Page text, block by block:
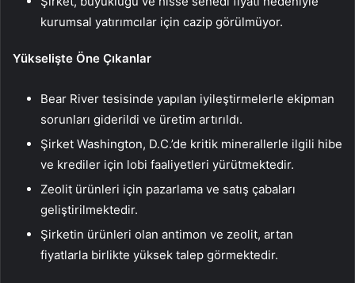
kurumsal yatırımcılar için cazip görülmüyor.
Yükselişte Öne Çıkanlar
Bear River tesisinde yapılan iyileştirmelerle ekipman
sorunları giderildi ve üretim artırıldı.
Şirket Washington, D.C.’de kritik minerallerle ilgili hibe
ve krediler için lobi faaliyetleri yürütmektedir.
Zeolit ürünleri için pazarlama ve satış çabaları
geliştirilmektedir.
Şirketin ürünleri olan antimon ve zeolit, artan
fiyatlarla birlikte yüksek talep görmektedir.